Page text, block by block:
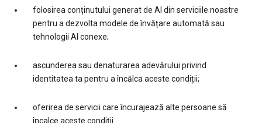
folosirea conținutului generat de AI din serviciile noastre
pentru a dezvolta modele de învățare automată sau
tehnologii AI conexe;
ascunderea sau denaturarea adevărului privind
identitatea ta pentru a încălca aceste condiții;
oferirea de servicii care încurajează alte persoane să
încalce aceste condiții.